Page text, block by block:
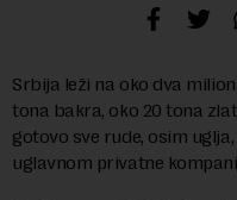
Srbija leži na oko dva
tona bakra, oko 20 tona
gotovo sve rude, osim
uglavnom privatne